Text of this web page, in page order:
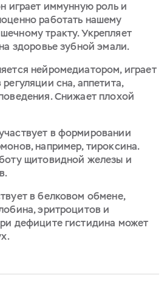
играет иммунную роль и
работать нашему
тракту. Укрепляет
здоровье зубной эмали.
нейромедиатором, играет
сна, аппетита,
Снижает плохой
в формировании
например, тироксина.
щитовидной железы и
в белковом обмене,
эритроцитов и
дефиците гистидина может